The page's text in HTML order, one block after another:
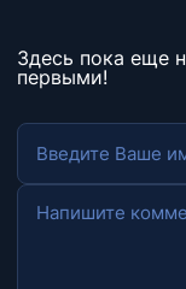
Здесь пока еще
первыми!